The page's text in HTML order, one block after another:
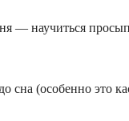
— научиться
сна (особенно это